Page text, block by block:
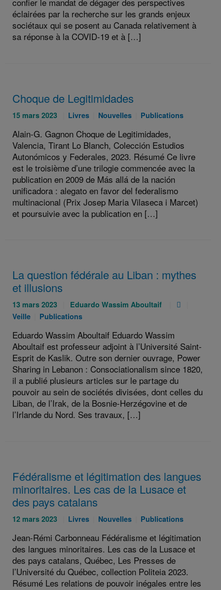
éclairées par la recherche sur les grands enjeux
sociétaux qui se posent au Canada relativement à
sa réponse à la COVID-19 et à […]
Choque de Legitimidades
Publié
:
15 mars 2023
Catégories
Livres
Catégories
Nouvelles
Catégories
Publications
Alain-G. Gagnon Choque de Legitimidades,
Valencia, Tirant Lo Blanch, Colección Estudios
Autonómicos y Federales, 2023. Résumé Ce livre
est le troisième d’une trilogie commencée avec la
publication en 2009 de Más allá de la nación
unificadora : alegato en favor del federalismo
multinacional (Prix Josep Maria Vilaseca i Marcet)
et poursuivie avec la publication en […]
La question fédérale au Liban : mythes
et illusions
Publié
le
13 mars 2023
Auteurs
:
Eduardo Wassim Aboultaif
Pièce
Veille
Catégories
Publications
Eduardo Wassim Aboultaif Eduardo Wassim
Aboultaif est professeur adjoint à l’Université Saint-
Esprit de Kaslik. Outre son dernier ouvrage, Power
Sharing in Lebanon : Consociationalism since 1820,
il a publié plusieurs articles sur le partage du
pouvoir au sein de sociétés divisées, dont celles du
Liban, de l’Irak, de la Bosnie-Herzégovine et de
l’Irlande du Nord. Ses travaux, […]
Fédéralisme et légitimation des langues
minoritaires. Les cas de la Lusace et
des pays catalans
Publié
:
12 mars 2023
Catégories
Livres
Catégories
Nouvelles
Catégories
Publications
Jean-Rémi Carbonneau Fédéralisme et légitimation
des langues minoritaires. Les cas de la Lusace et
des pays catalans, Québec, Les Presses de
l’Université du Québec, collection Politeia 2023.
Résumé Les relations de pouvoir inégales entre les